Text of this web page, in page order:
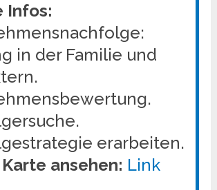
Infos:
in der Familie und
erarbeiten.
ansehen: Link